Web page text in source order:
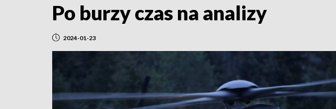
Po burzy czas na analizy
2024-01-23